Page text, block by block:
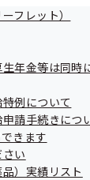
フレット）
年金等は同時
例について
請手続きにつ
きます
い
）実績リスト
は 健康
トを行